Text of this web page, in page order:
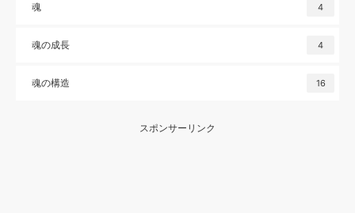
魂 4
魂の成長 4
魂の構造 16
スポンサーリンク